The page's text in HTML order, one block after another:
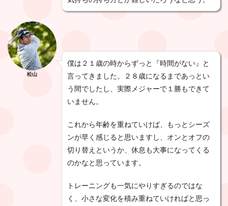
松山
僕は２１歳の時からずっと『時間がない』と
言ってきました。２８歳になるまであっとい
う間でしたし、実際メジャーで１勝もできて
いません。
これから年齢を重ねていけば、もっとシーズ
ンが早く感じると思いますし、オンとオフの
切り替えというか、休息も大事になってくる
のかなと思っています。
トレーニングも一気にやりすぎるのではな
く、小さな変化を積み重ねていければと思っ